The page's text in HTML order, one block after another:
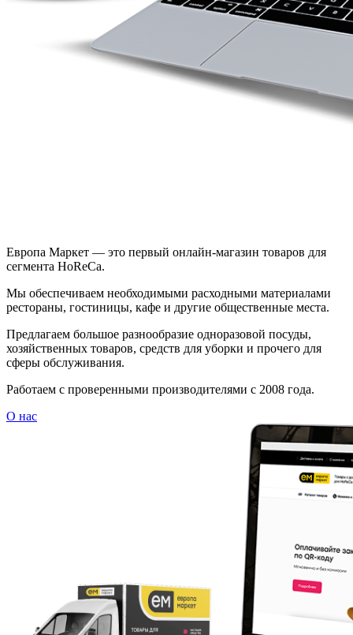
Европа Маркет — это первый онлайн-магазин товаров для
сегмента HoReCa.
Мы обеспечиваем необходимыми расходными материалами
рестораны, гостиницы, кафе и другие общественные места.
Предлагаем большое разнообразие одноразовой посуды,
хозяйственных товаров, средств для уборки и прочего для
сферы обслуживания.
Работаем с проверенными производителями с 2008 года.
О нас